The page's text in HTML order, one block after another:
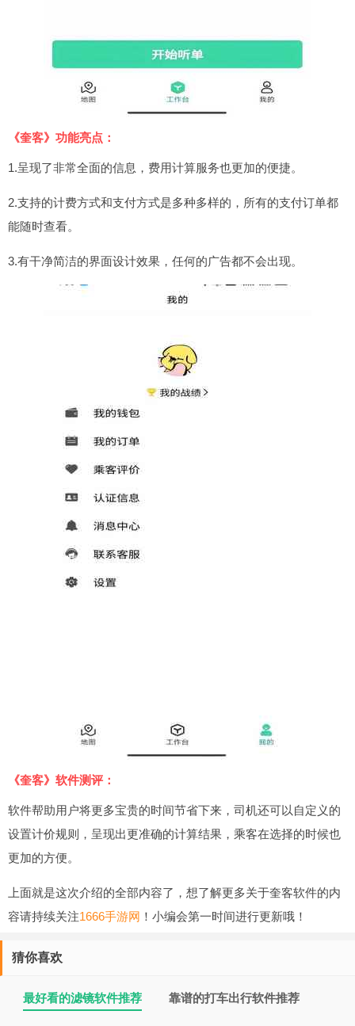
《奎客》功能亮点：
1.呈现了非常全面的信息，费用计算服务也更加的便捷。
2.支持的计费方式和支付方式是多种多样的，所有的支付订单都
能随时查看。
3.有干净简洁的界面设计效果，任何的广告都不会出现。
《奎客》软件测评：
软件帮助用户将更多宝贵的时间节省下来，司机还可以自定义的
设置计价规则，呈现出更准确的计算结果，乘客在选择的时候也
更加的方便。
上面就是这次介绍的全部内容了，想了解更多关于奎客软件的内
容请持续关注1666手游网 ！小编会第一时间进行更新哦！
猜你喜欢
最好看的滤镜软件推荐 靠谱的打车出行软件推荐